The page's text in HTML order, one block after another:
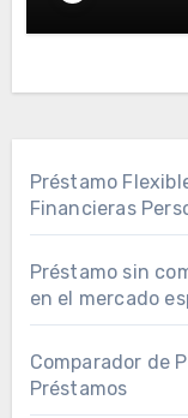
Préstamo
Financieras
Préstamo sin
en el mercado
Comparador de
Préstamos